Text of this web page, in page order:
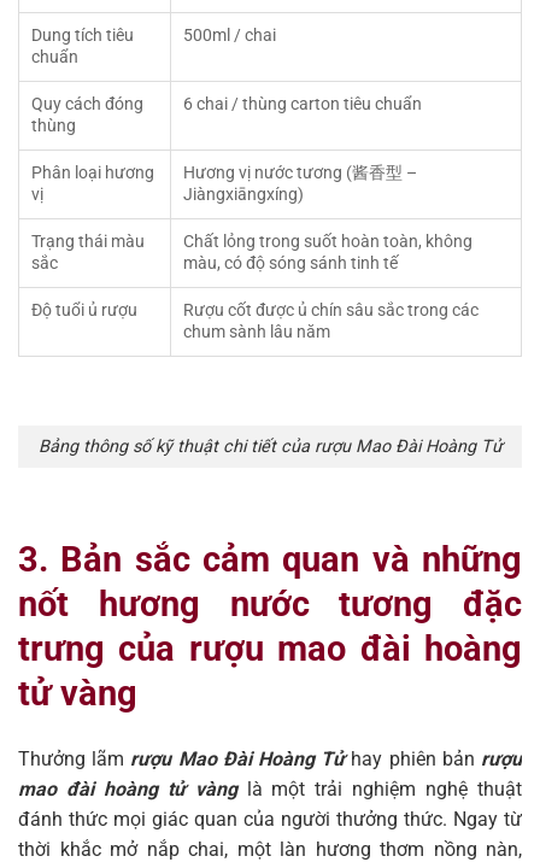
Dung tích tiêu
chuẩn
500ml / chai
Quy cách đóng
thùng
6 chai / thùng carton tiêu chuẩn
Phân loại hương
vị
Hương vị nước tương (酱香型 –
Jiàngxiāngxíng)
Trạng thái màu
sắc
Chất lỏng trong suốt hoàn toàn, không
màu, có độ sóng sánh tinh tế
Độ tuổi ủ rượu
Rượu cốt được ủ chín sâu sắc trong các
chum sành lâu năm
Bảng thông số kỹ thuật chi tiết của rượu Mao Đài Hoàng Tử
3. Bản sắc cảm quan và những
nốt hương nước tương đặc
trưng của rượu mao đài hoàng
tử vàng
Thưởng lãm rượu Mao Đài Hoàng Tửhay phiên bản rượu
mao đài hoàng tử vànglà một trải nghiệm nghệ thuật
đánh thức mọi giác quan của người thưởng thức. Ngay từ
thời khắc mở nắp chai, một làn hương thơm nồng nàn,